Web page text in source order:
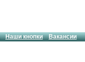
Наши кнопки Вакансии